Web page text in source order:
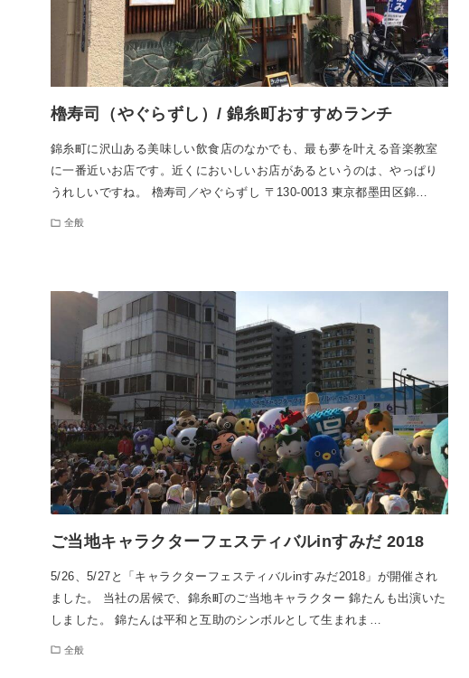
櫓寿司（やぐらずし）/ 錦糸町おすすめランチ
錦糸町に沢山ある美味しい飲食店のなかでも、最も夢を叶える音楽教室
に一番近いお店です。近くにおいしいお店があるというのは、やっぱり
うれしいですね。 櫓寿司／やぐらずし 〒130-0013 東京都墨田区錦…
全般
ご当地キャラクターフェスティバルinすみだ 2018
5/26、5/27と「キャラクターフェスティバルinすみだ2018」が開催され
ました。 当社の居候で、錦糸町のご当地キャラクター 錦たんも出演いた
しました。 錦たんは平和と互助のシンボルとして生まれま…
全般